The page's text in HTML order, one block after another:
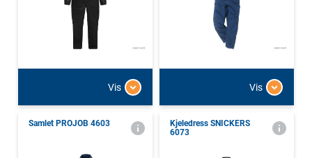
Vis Vis
Samlet PROJOB 4603
Kjeledress SNICKERS
6073